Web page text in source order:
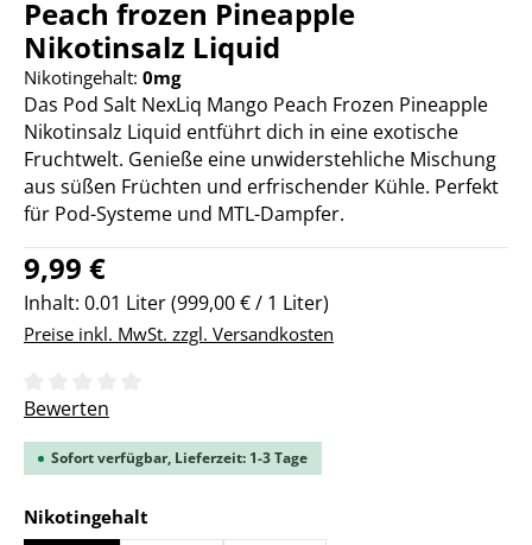
Peach frozen Pineapple
Nikotinsalz Liquid
Nikotingehalt: 0mg
Das Pod Salt NexLiq Mango Peach Frozen Pineapple
Nikotinsalz Liquid entführt dich in eine exotische
Fruchtwelt. Genieße eine unwiderstehliche Mischung
aus süßen Früchten und erfrischender Kühle. Perfekt
für Pod-Systeme und MTL-Dampfer.
Regulärer Preis:
9,99 €
Inhalt: 0.01 Liter(999,00 € / 1 Liter)
Preise inkl. MwSt. zzgl. Versandkosten
Durchschnittliche Bewertung von 0 von 5 Sternen
Bewerten
Sofort verfügbar, Lieferzeit: 1-3 Tage
Nikotingehalt